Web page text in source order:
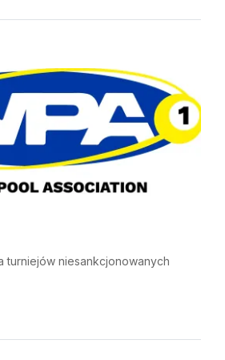
turniejów niesankcjonowanych